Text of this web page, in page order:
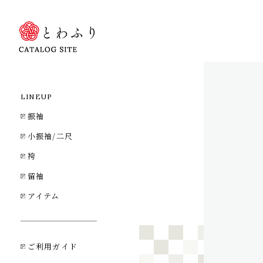
LINEUP
振袖
小振袖/二尺
袴
留袖
アイテム
ご利用ガイド